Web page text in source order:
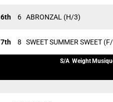
6th 6 ABRONZAL (H/3)
7th 8 SWEET SUMMER SWEET
S/A Weight